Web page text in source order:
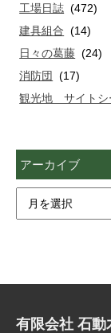
工場日誌 (472)
建具組合 (14)
日々の葛藤 (24)
消防団
(17)
観光地 サイトシ
アーカイブ
有限会社 石動